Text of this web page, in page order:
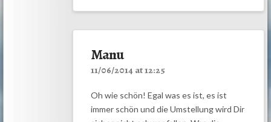
Manu
11/06/2014 at 12:25
Oh wie schön! Egal was es ist, es ist
immer schön und die Umstellung wird Dir